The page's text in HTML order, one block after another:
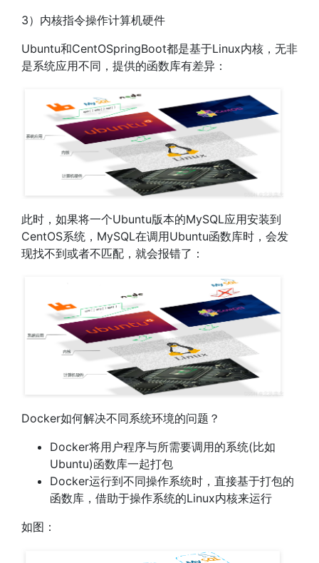
3）内核指令操作计算机硬件
Ubuntu和CentOSpringBoot都是基于Linux内核，无非
是系统应用不同，提供的函数库有差异：
此时，如果将一个Ubuntu版本的MySQL应用安装到
CentOS系统，MySQL在调用Ubuntu函数库时，会发
现找不到或者不匹配，就会报错了：
Docker如何解决不同系统环境的问题？
Docker将用户程序与所需要调用的系统(比如
Ubuntu)函数库一起打包
Docker运行到不同操作系统时，直接基于打包的
函数库，借助于操作系统的Linux内核来运行
如图：